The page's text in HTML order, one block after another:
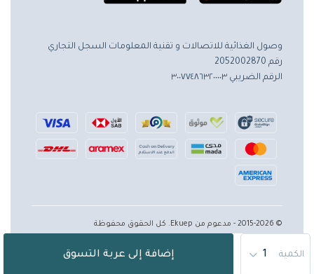
الكمية إضافة إلى عربة التسوق
وصول الغذائية للاتصالات و تقنية المعلومات السجل التجاري
رقم 2052002870
الرقم الضريبي ٣٠٠٧٧٤٨٦٣٢٠٠٠٠٣
© 2015-2026 - مدعوم من Ekuep. كل الحقوق محفوظة